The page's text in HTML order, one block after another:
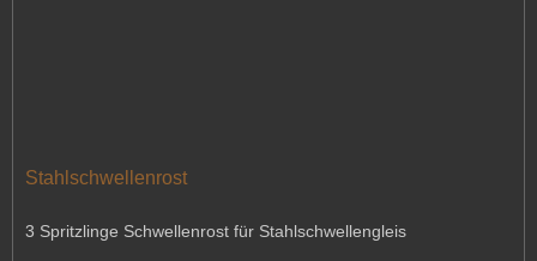
Stahlschwellenrost
3 Spritzlinge Schwellenrost für Stahlschwellengleis